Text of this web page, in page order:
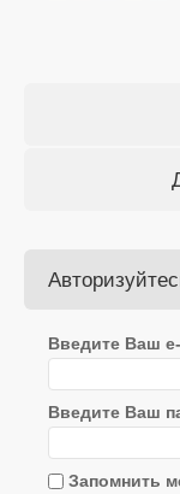
Введите Ваш
Введите Ваш
Запомнить